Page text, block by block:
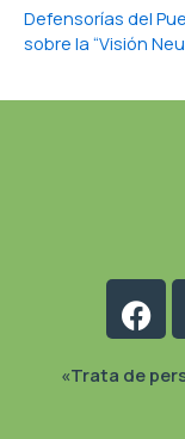
Defensorías del
sobre la “Visión
«Trata de